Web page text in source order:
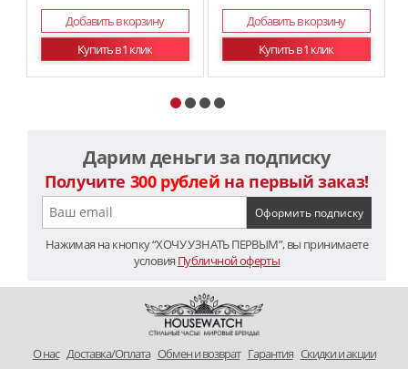
Добавить в корзину
Купить в 1 клик
Добавить в корзину
Купить в 1 клик
Дарим деньги за подписку
Получите 300 рублей на первый заказ!
Нажимая на кнопку “ХОЧУ УЗНАТЬ ПЕРВЫМ”, вы принимаете
условия Публичной оферты
O нас Доставка/Оплата Обмен и возврат Гарантия Скидки и акции